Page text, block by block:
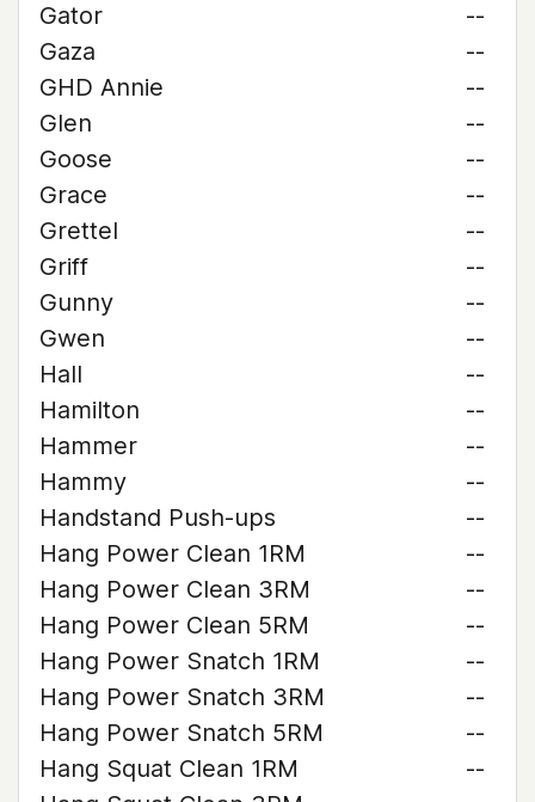
Gator
--
Gaza
--
GHD Annie
--
Glen
--
Goose
--
Grace
--
Grettel
--
Griff
--
Gunny
--
Gwen
--
Hall
--
Hamilton
--
Hammer
--
Hammy
--
Handstand Push-ups
--
Hang Power Clean 1RM
--
Hang Power Clean 3RM
--
Hang Power Clean 5RM
--
Hang Power Snatch 1RM
--
Hang Power Snatch 3RM
--
Hang Power Snatch 5RM
--
Hang Squat Clean 1RM
--